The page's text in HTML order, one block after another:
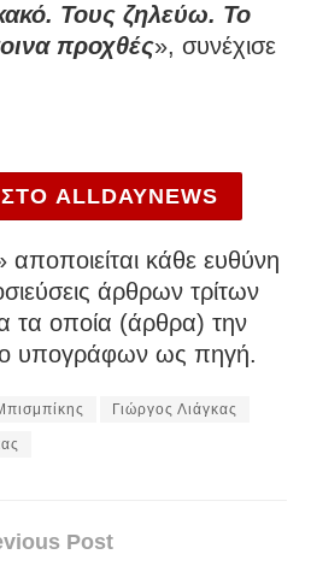
Τους ζηλεύω. Το
προχθές», συνέχισε
ALLDAYNEWS
κάθε ευθύνη
άρθρων τρίτων
τα οποία (άρθρα) την
ο υπογράφων ως πηγή.
Γιώργος Λιάγκας
Post